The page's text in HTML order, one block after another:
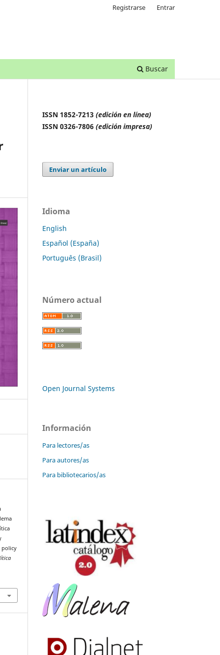
Buscar
Registrarse Entrar
policy
ISSN 1852-7213 (edición en línea)
ISSN 0326-7806 (edición impresa)
Enviar un artículo
Idioma
English
Español (España)
Português (Brasil)
Número actual
Open Journal Systems
Información
Para lectores/as
Para autores/as
Para bibliotecarios/as